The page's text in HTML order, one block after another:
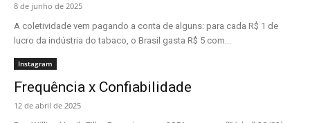
8 de junho de 2025
A coletividade vem pagando a conta de alguns: para cada R$ 1 de
lucro da indústria do tabaco, o Brasil gasta R$ 5 com...
Instagram
Frequência x Confiabilidade
12 de abril de 2025